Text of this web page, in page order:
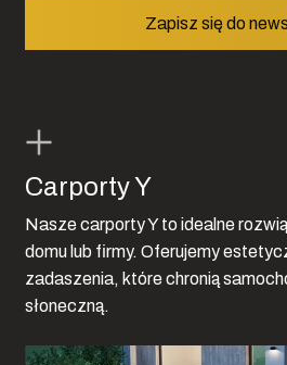
Zapisz się do
Carporty Y
Nasze carporty Y to idealne
domu lub firmy. Oferujemy
zadaszenia, które chronią
słoneczną.